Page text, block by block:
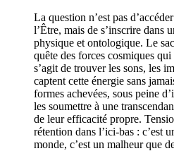
La question n’est pas
l’Être, mais de s’inscrire dans
physique et ontologique. Le
quête des forces cosmiques
s’agit de trouver les sons, les
captent cette énergie sans
formes achevées, sous peine
les soumettre à une
de leur efficacité propre.
rétention dans l’ici-bas : c’est
monde, c’est un malheur que